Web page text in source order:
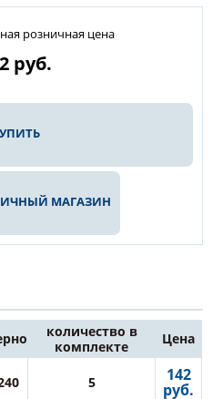
розничная цена
руб.
МАГАЗИН
количество в
комплекте
Цена
5 142
руб.